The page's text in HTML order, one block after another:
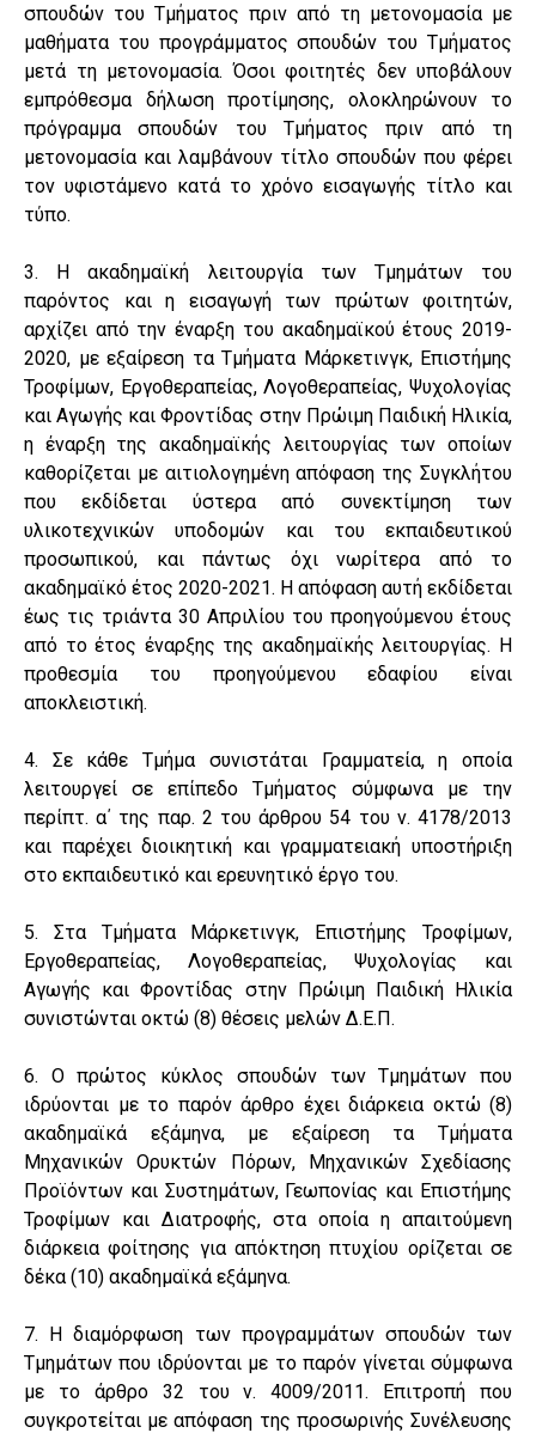
σπουδών του Τμήματος πριν από τη μετονομασία με
μαθήματα του προγράμματος σπουδών του Τμήματος
μετά τη μετονομασία. Όσοι φοιτητές δεν υποβάλουν
εμπρόθεσμα δήλωση προτίμησης, ολοκληρώνουν το
πρόγραμμα σπουδών του Τμήματος πριν από τη
μετονομασία και λαμβάνουν τίτλο σπουδών που φέρει
τον υφιστάμενο κατά το χρόνο εισαγωγής τίτλο και
τύπο.
3. Η ακαδημαϊκή λειτουργία των Τμημάτων του
παρόντος και η εισαγωγή των πρώτων φοιτητών,
αρχίζει από την έναρξη του ακαδημαϊκού έτους 2019-
2020, με εξαίρεση τα Τμήματα Μάρκετινγκ, Επιστήμης
Τροφίμων, Εργοθεραπείας, Λογοθεραπείας, Ψυχολογίας
και Αγωγής και Φροντίδας στην Πρώιμη Παιδική Ηλικία,
η έναρξη της ακαδημαϊκής λειτουργίας των οποίων
καθορίζεται με αιτιολογημένη απόφαση της Συγκλήτου
που εκδίδεται ύστερα από συνεκτίμηση των
υλικοτεχνικών υποδομών και του εκπαιδευτικού
προσωπικού, και πάντως όχι νωρίτερα από το
ακαδημαϊκό έτος 2020-2021. Η απόφαση αυτή εκδίδεται
έως τις τριάντα 30 Απριλίου του προηγούμενου έτους
από το έτος έναρξης της ακαδημαϊκής λειτουργίας. Η
προθεσμία του προηγούμενου εδαφίου είναι
αποκλειστική.
4. Σε κάθε Τμήμα συνιστάται Γραμματεία, η οποία
λειτουργεί σε επίπεδο Τμήματος σύμφωνα με την
περίπτ. α΄ της παρ. 2 του άρθρου 54 του ν. 4178/2013
και παρέχει διοικητική και γραμματειακή υποστήριξη
στο εκπαιδευτικό και ερευνητικό έργο του.
5. Στα Τμήματα Μάρκετινγκ, Επιστήμης Τροφίμων,
Εργοθεραπείας, Λογοθεραπείας, Ψυχολογίας και
Αγωγής και Φροντίδας στην Πρώιμη Παιδική Ηλικία
συνιστώνται οκτώ (8) θέσεις μελών Δ.Ε.Π.
6. Ο πρώτος κύκλος σπουδών των Τμημάτων που
ιδρύονται με το παρόν άρθρο έχει διάρκεια οκτώ (8)
ακαδημαϊκά εξάμηνα, με εξαίρεση τα Τμήματα
Μηχανικών Ορυκτών Πόρων, Μηχανικών Σχεδίασης
Προϊόντων και Συστημάτων, Γεωπονίας και Επιστήμης
Τροφίμων και Διατροφής, στα οποία η απαιτούμενη
διάρκεια φοίτησης για απόκτηση πτυχίου ορίζεται σε
δέκα (10) ακαδημαϊκά εξάμηνα.
7. Η διαμόρφωση των προγραμμάτων σπουδών των
Τμημάτων που ιδρύονται με το παρόν γίνεται σύμφωνα
με το άρθρο 32 του ν. 4009/2011. Επιτροπή που
συγκροτείται με απόφαση της προσωρινής Συνέλευσης